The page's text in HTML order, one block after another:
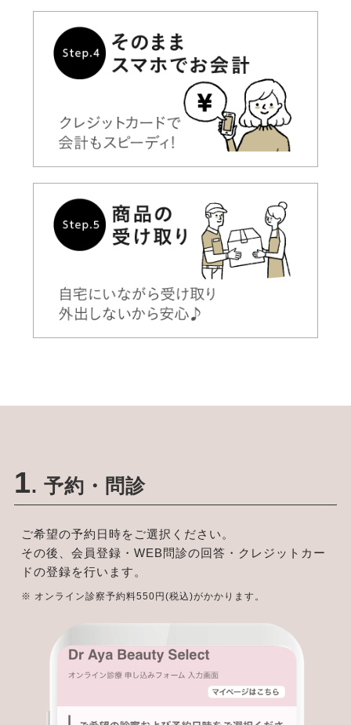
1. 予約・問診
ご希望の予約日時をご選択ください。
その後、会員登録・WEB問診の回答・クレジットカー
ドの登録を行います。
※ オンライン診察予約料550円(税込)がかかります。